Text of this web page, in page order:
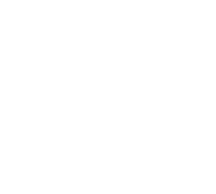
מצוין לקראת הסיומת, והנה אנחנו